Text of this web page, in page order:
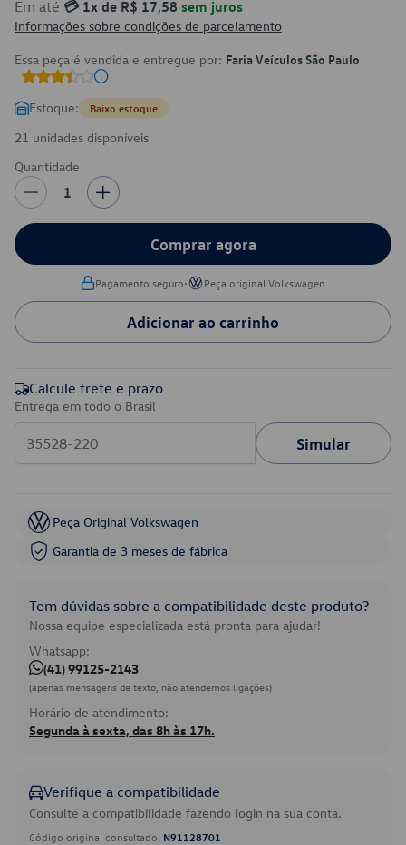
Em até 💳 1x de R$ 17,58 sem juros
Informações sobre condições de parcelamento
Essa peça é vendida e entregue por: Faria Veículos São Paulo
Estoque: Baixo estoque
21 unidades disponíveis
Quantidade
1
Comprar agora
Pagamento seguro• Peça original Volkswagen
Adicionar ao carrinho
Calcule frete e prazo
Entrega em todo o Brasil
Simular
Peça Original Volkswagen
Garantia de 3 meses de fábrica
Tem dúvidas sobre a compatibilidade deste produto?
Nossa equipe especializada está pronta para ajudar!
Whatsapp:
(41) 99125-2143
(apenas mensagens de texto, não atendemos ligações)
Horário de atendimento:
Segunda à sexta, das 8h às 17h.
Verifique a compatibilidade
Consulte a compatibilidade fazendo login na sua conta.
Código original consultado: N91128701